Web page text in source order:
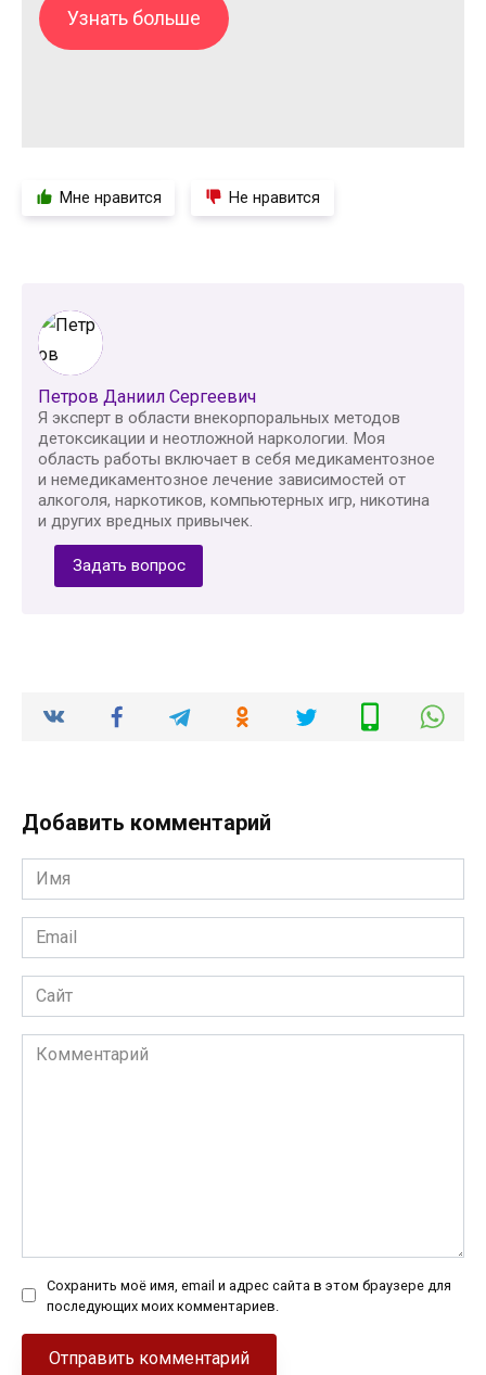
Узнать больше
Мне нравится Не нравится
Петров Даниил Сергеевич
Я эксперт в области внекорпоральных методов
детоксикации и неотложной наркологии. Моя
область работы включает в себя медикаментозное
и немедикаментозное лечение зависимостей от
алкоголя, наркотиков, компьютерных игр, никотина
и других вредных привычек.
Задать вопрос
Добавить комментарий
Имя
*
Email
*
Сайт
Комментарий
Сохранить моё имя, email и адрес сайта в этом браузере для
последующих моих комментариев.